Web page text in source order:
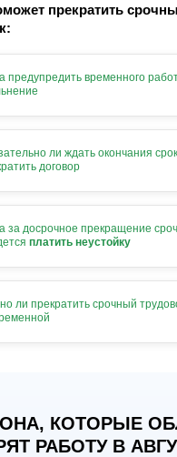
прекратить
предупредить временного
ли ждать окончания
договор
за досрочное прекращение
платить неустойку
ли прекратить срочный
КОТОРЫЕ
РАБОТУ В